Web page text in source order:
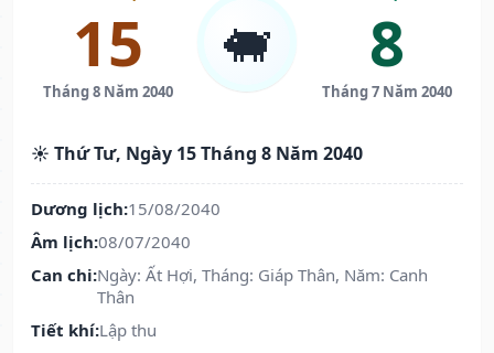
15
Tháng 8 Năm 2040
🐖 8
Tháng 7 Năm 2040
☀️ Thứ Tư, Ngày 15 Tháng 8 Năm 2040
Dương lịch:15/08/2040
Âm lịch:08/07/2040
Can chi:Ngày: Ất Hợi, Tháng: Giáp Thân, Năm: Canh
Thân
Tiết khí:Lập thu